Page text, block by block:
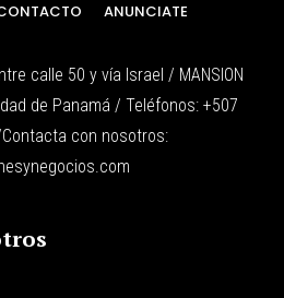
ANUNCIATE
calle 50 y vía Israel / MANSION
de Panamá / Teléfonos: +507
con nosotros: